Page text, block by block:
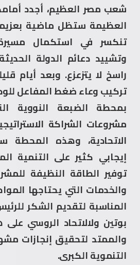
شعب مصر العظيم، أجدد
العظيمة ستظل ماضية بعزيمة
تنكسر في استكمال مسيرة
وتشييد دعائم الدولة
راسخ لا يتزعزع. وبعد أيام
تركيب وعاء ضغط المفاعل
بمحطة الضبعة النووية
مشروعات الشراكة
الاتحادية، وهذه المحطة
إيجابي كثير على التنمية
توفير الطاقة النظيفة
والخدمات التي يحتاجها
المناسبة لتقديم الشكر
بوتين ولالاتحاد الروسي على
والممتد لتحقيق إنجازات
التنموية الكبرى.